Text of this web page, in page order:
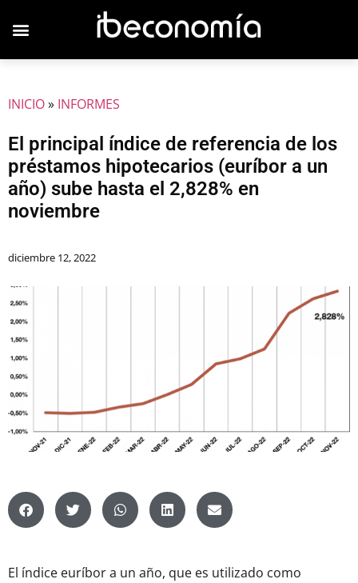
INICIO» INFORMES
El principal índice de referencia de los
préstamos hipotecarios (euríbor a un
año) sube hasta el 2,828% en
noviembre
diciembre 12, 2022
El índice euríbor a un año, que es utilizado como